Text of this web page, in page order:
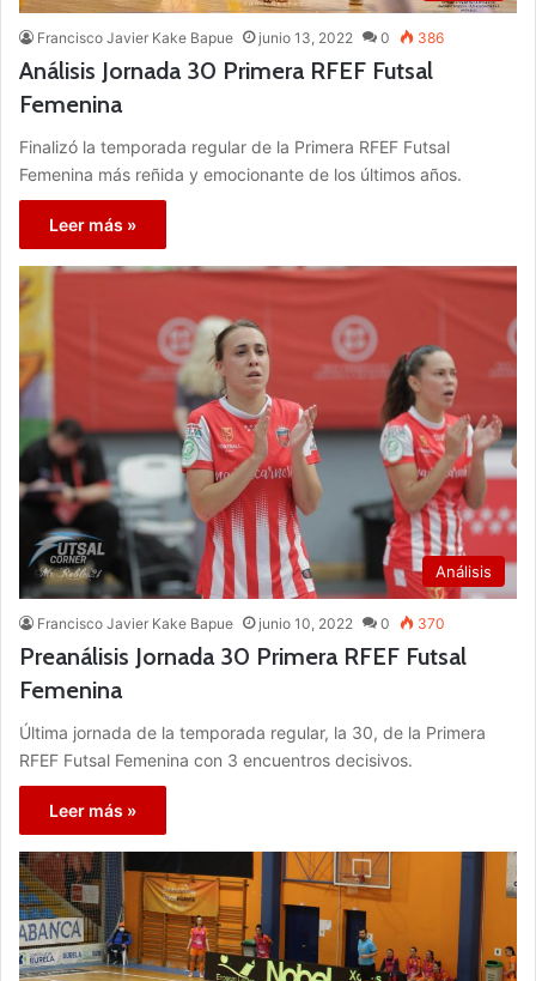
Francisco Javier Kake Bapue junio 13, 2022 0 386
Análisis Jornada 30 Primera RFEF Futsal
Femenina
Finalizó la temporada regular de la Primera RFEF Futsal
Femenina más reñida y emocionante de los últimos años.
Leer más »
Análisis
Francisco Javier Kake Bapue junio 10, 2022 0 370
Preanálisis Jornada 30 Primera RFEF Futsal
Femenina
Última jornada de la temporada regular, la 30, de la Primera
RFEF Futsal Femenina con 3 encuentros decisivos.
Leer más »